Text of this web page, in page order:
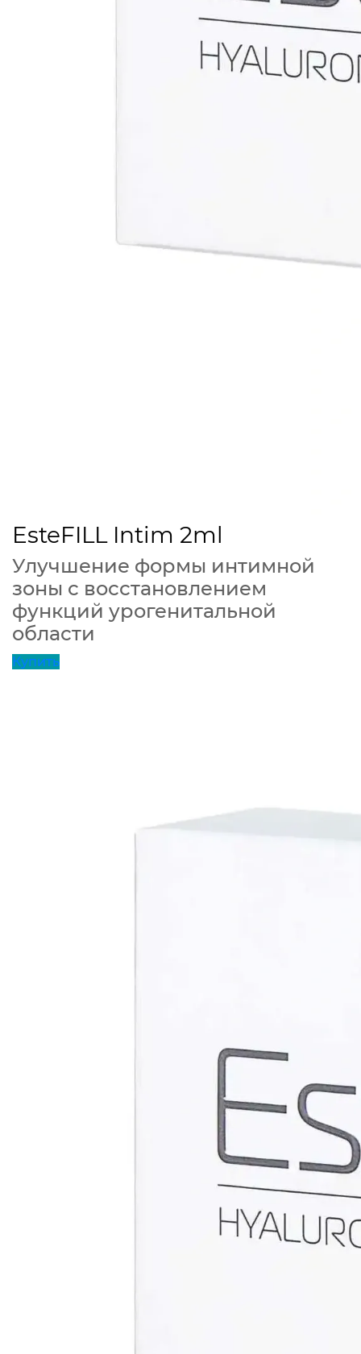
EsteFILL Intim 2ml
Улучшение формы интимной
зоны с восстановлением
функций урогенитальной
области
Купить